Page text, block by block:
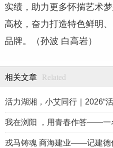
实绩，助力更多怀揣艺术
高校，奋力打造特色鲜明
品牌。（孙波 白高岩）
相关文章 Related
活力湖湘，小艾同行｜2026“
我在浏阳 ，用青春作答——一
戎马铸魂 商海建业——记建德